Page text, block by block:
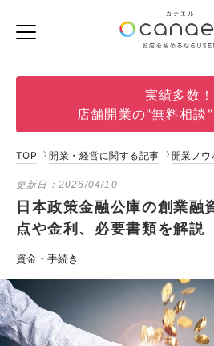
実績多数！
店舗開業の"無料相談"
TOP 開業・経営に関する記事 開業ノウ
更新日： 2026/04/10
日本政策金融公庫の創業融
点や金利、必要書類を解説
資金・手続き